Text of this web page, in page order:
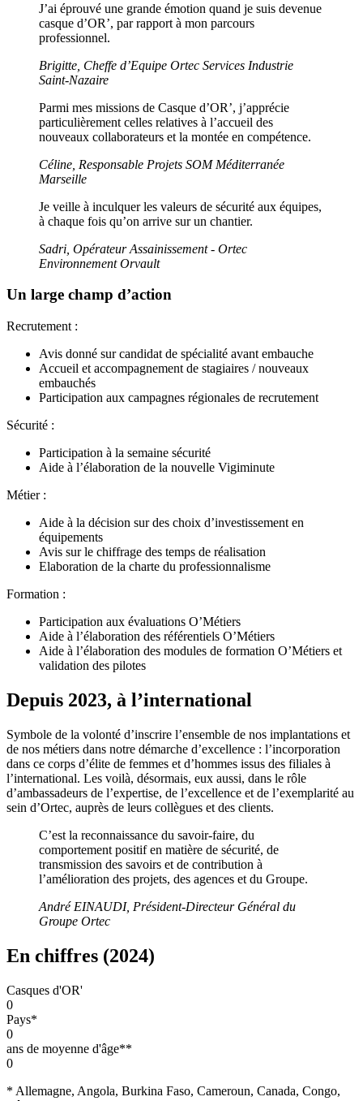
J’ai éprouvé une grande émotion quand je suis devenue
casque d’OR’, par rapport à mon parcours
professionnel.
Brigitte, Cheffe d’Equipe Ortec Services Industrie
Saint-Nazaire
Parmi mes missions de Casque d’OR’, j’apprécie
particulièrement celles relatives à l’accueil des
nouveaux collaborateurs et la montée en compétence.
Céline, Responsable Projets SOM Méditerranée
Marseille
Je veille à inculquer les valeurs de sécurité aux équipes,
à chaque fois qu’on arrive sur un chantier.
Sadri, Opérateur Assainissement - Ortec
Environnement Orvault
Un large champ d’action
Recrutement :
Avis donné sur candidat de spécialité avant embauche
Accueil et accompagnement de stagiaires / nouveaux
embauchés
Participation aux campagnes régionales de recrutement
Sécurité :
Participation à la semaine sécurité
Aide à l’élaboration de la nouvelle Vigiminute
Métier :
Aide à la décision sur des choix d’investissement en
équipements
Avis sur le chiffrage des temps de réalisation
Elaboration de la charte du professionnalisme
Formation :
Participation aux évaluations O’Métiers
Aide à l’élaboration des référentiels O’Métiers
Aide à l’élaboration des modules de formation O’Métiers et
validation des pilotes
Depuis 2023, à l’international
Symbole de la volonté d’inscrire l’ensemble de nos implantations et
de nos métiers dans notre démarche d’excellence : l’incorporation
dans ce corps d’élite de femmes et d’hommes issus des filiales à
l’international. Les voilà, désormais, eux aussi, dans le rôle
d’ambassadeurs de l’expertise, de l’excellence et de l’exemplarité au
sein d’Ortec, auprès de leurs collègues et des clients.
C’est la reconnaissance du savoir-faire, du
comportement positif en matière de sécurité, de
transmission des savoirs et de contribution à
l’amélioration des projets, des agences et du Groupe.
André EINAUDI, Président-Directeur Général du
Groupe Ortec
En chiffres (2024)
Casques d'OR'
0
Pays*
0
ans de moyenne d'âge**
0
* Allemagne, Angola, Burkina Faso, Cameroun, Canada, Congo,